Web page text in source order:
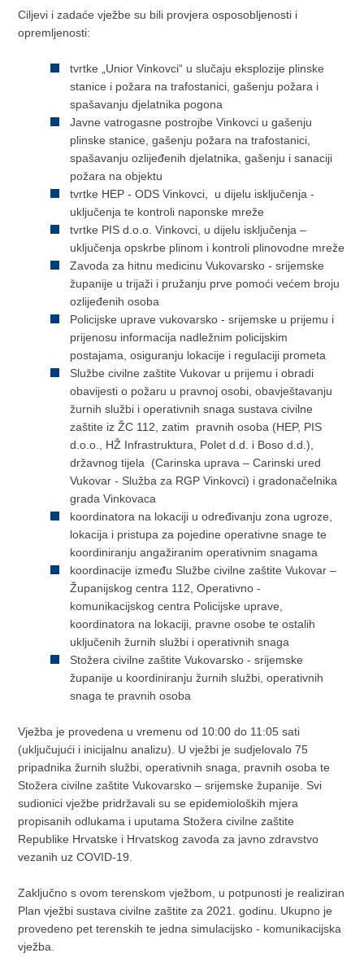
Ciljevi i zadaće vježbe su bili provjera osposobljenosti i
opremljenosti:
tvrtke „Unior Vinkovci“ u slučaju eksplozije plinske
stanice i požara na trafostanici, gašenju požara i
spašavanju djelatnika pogona
Javne vatrogasne postrojbe Vinkovci u gašenju
plinske stanice, gašenju požara na trafostanici,
spašavanju ozlijeđenih djelatnika, gašenju i sanaciji
požara na objektu
tvrtke HEP - ODS Vinkovci, u dijelu isključenja -
uključenja te kontroli naponske mreže
tvrtke PIS d.o.o. Vinkovci, u dijelu isključenja –
uključenja opskrbe plinom i kontroli plinovodne mreže
Zavoda za hitnu medicinu Vukovarsko - srijemske
županije u trijaži i pružanju prve pomoći većem broju
ozlijeđenih osoba
Policijske uprave vukovarsko - srijemske u prijemu i
prijenosu informacija nadležnim policijskim
postajama, osiguranju lokacije i regulaciji prometa
Službe civilne zaštite Vukovar u prijemu i obradi
obavijesti o požaru u pravnoj osobi, obavještavanju
žurnih službi i operativnih snaga sustava civilne
zaštite iz ŽC 112, zatim pravnih osoba (HEP, PIS
d.o.o., HŽ Infrastruktura, Polet d.d. i Boso d.d.),
državnog tijela (Carinska uprava – Carinski ured
Vukovar - Služba za RGP Vinkovci) i gradonačelnika
grada Vinkovaca
koordinatora na lokaciji u određivanju zona ugroze,
lokacija i pristupa za pojedine operativne snage te
koordiniranju angažiranim operativnim snagama
koordinacije između Službe civilne zaštite Vukovar –
Županijskog centra 112, Operativno -
komunikacijskog centra Policijske uprave,
koordinatora na lokaciji, pravne osobe te ostalih
uključenih žurnih službi i operativnih snaga
Stožera civilne zaštite Vukovarsko - srijemske
županije u koordiniranju žurnih službi, operativnih
snaga te pravnih osoba
Vježba je provedena u vremenu od 10:00 do 11:05 sati
(uključujući i inicijalnu analizu). U vježbi je sudjelovalo 75
pripadnika žurnih službi, operativnih snaga, pravnih osoba te
Stožera civilne zaštite Vukovarsko – srijemske županije. Svi
sudionici vježbe pridržavali su se epidemioloških mjera
propisanih odlukama i uputama Stožera civilne zaštite
Republike Hrvatske i Hrvatskog zavoda za javno zdravstvo
vezanih uz COVID-19.
Zaključno s ovom terenskom vježbom, u potpunosti je realiziran
Plan vježbi sustava civilne zaštite za 2021. godinu. Ukupno je
provedeno pet terenskih te jedna simulacijsko - komunikacijska
vježba.